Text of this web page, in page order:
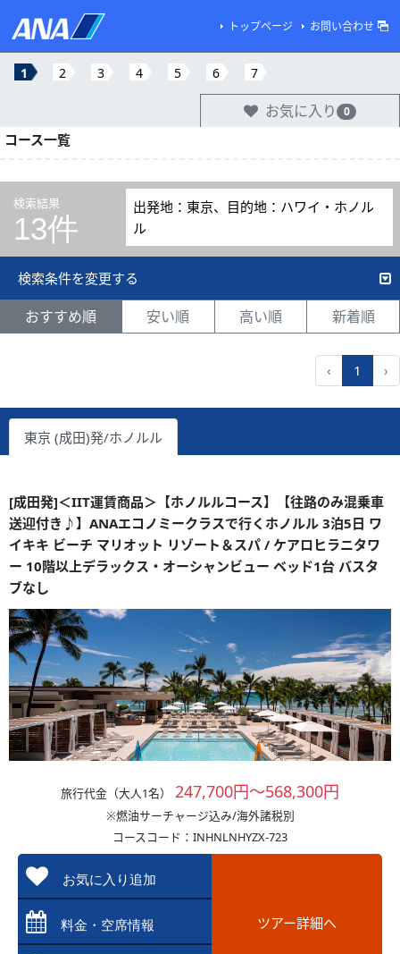
トップページ お問い合わせ
1 2 3 4 5 6 7
お気に入り 0
コース一覧
検索結果
13件
出発地：東京、目的地：ハワイ・ホノル
ル
検索条件を変更する
おすすめ順 安い順 高い順 新着順
‹ 1 ›
東京 (成田)発/ホノルル
[成田発]＜IIT運賃商品＞【ホノルルコース】【往路のみ混乗車
送迎付き♪】ANAエコノミークラスで行くホノルル 3泊5日 ワ
イキキ ビーチ マリオット リゾート＆スパ / ケアロヒラニタワ
ー 10階以上デラックス・オーシャンビュー ベッド1台 バスタ
ブなし
旅行代金（大人1名） 247,700円～568,300円
※燃油サーチャージ込み/海外諸税別
コースコード：INHNLNHYZX-723
お気に入り追加
料金・空席情報 ツアー詳細へ